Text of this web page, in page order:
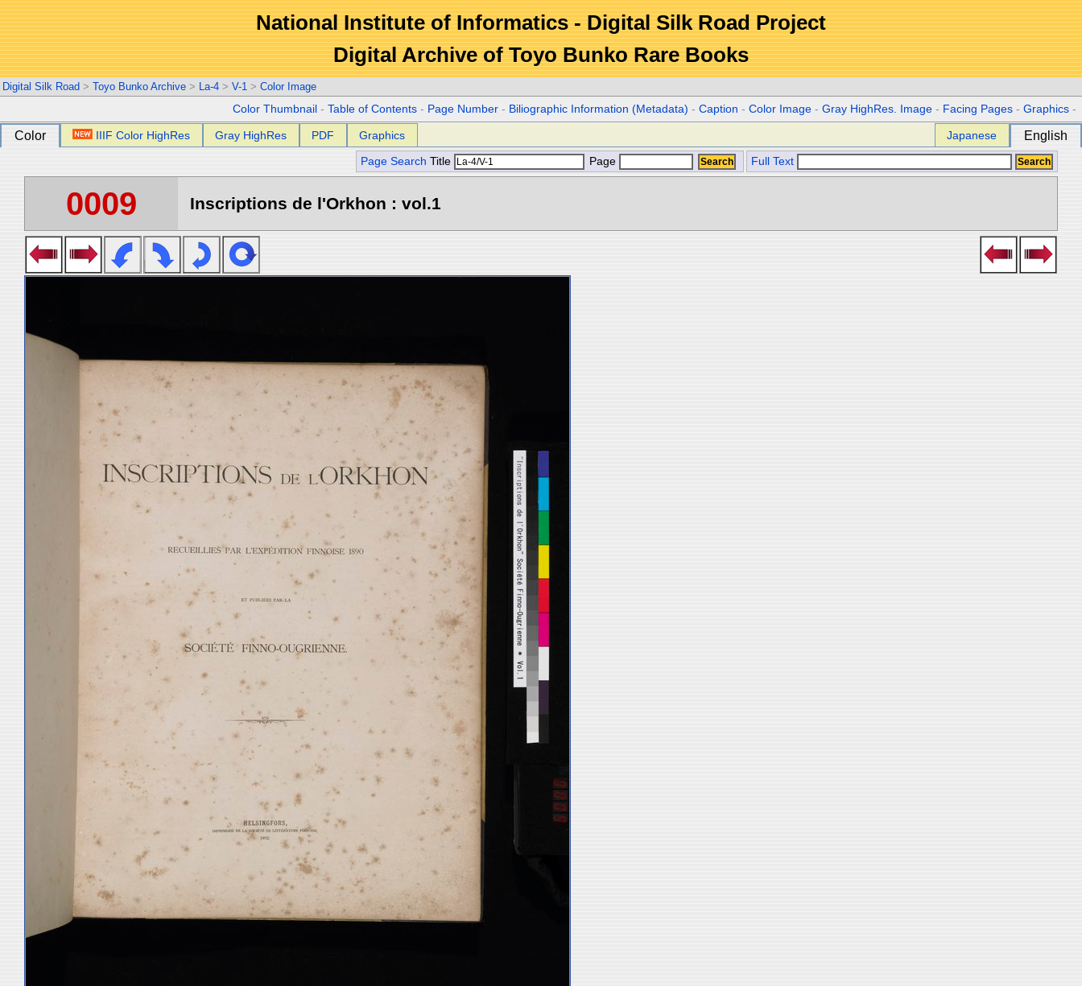
National Institute of Informatics - Digital Silk Road Project
Digital Archive of Toyo Bunko Rare Books
Digital Silk Road > Toyo Bunko Archive > La-4 > V-1 > Color Image
Color Thumbnail -Table of Contents - Page Number - Biliographic Information (Metadata) -Caption -Color Image -Gray HighRes. Image - Facing Pages -Graphics -
Color IIIF Color HighRes Gray HighRes PDF Graphics Japanese English
Page Search Title Page Full Text
0009 Inscriptions de l'Orkhon : vol.1